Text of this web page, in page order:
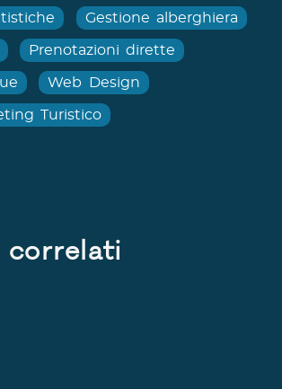
Gestione alberghiera
Prenotazioni dirette
Web Design
Turistico